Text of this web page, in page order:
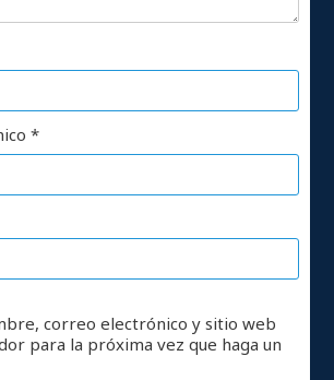
*
correo electrónico y sitio web
para la próxima vez que haga un